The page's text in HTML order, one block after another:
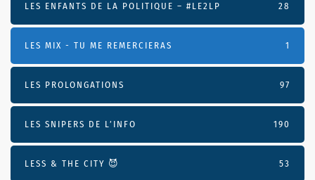
LES ENFANTS DE LA POLITIQUE – #LE2LP 28
LES MIX - TU ME REMERCIERAS 1
LES PROLONGATIONS 97
LES SNIPERS DE L’INFO 190
LESS & THE CITY 😈 53